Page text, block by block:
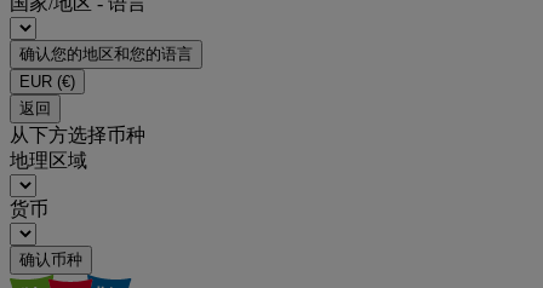
确认您的地区和您的语言
EUR (€)
返回
从下方选择币种
地理区域
货币
确认币种